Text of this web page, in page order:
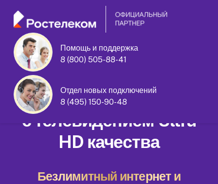
Помощь и поддержка
8 (800) 505-88-41
Отдел новых подключений
8 (495) 150-90-48
Гагаринский переулок дом 9/5
Домашний интернет
с телевидением Ultra
HD качества
Безлимитный интернет и